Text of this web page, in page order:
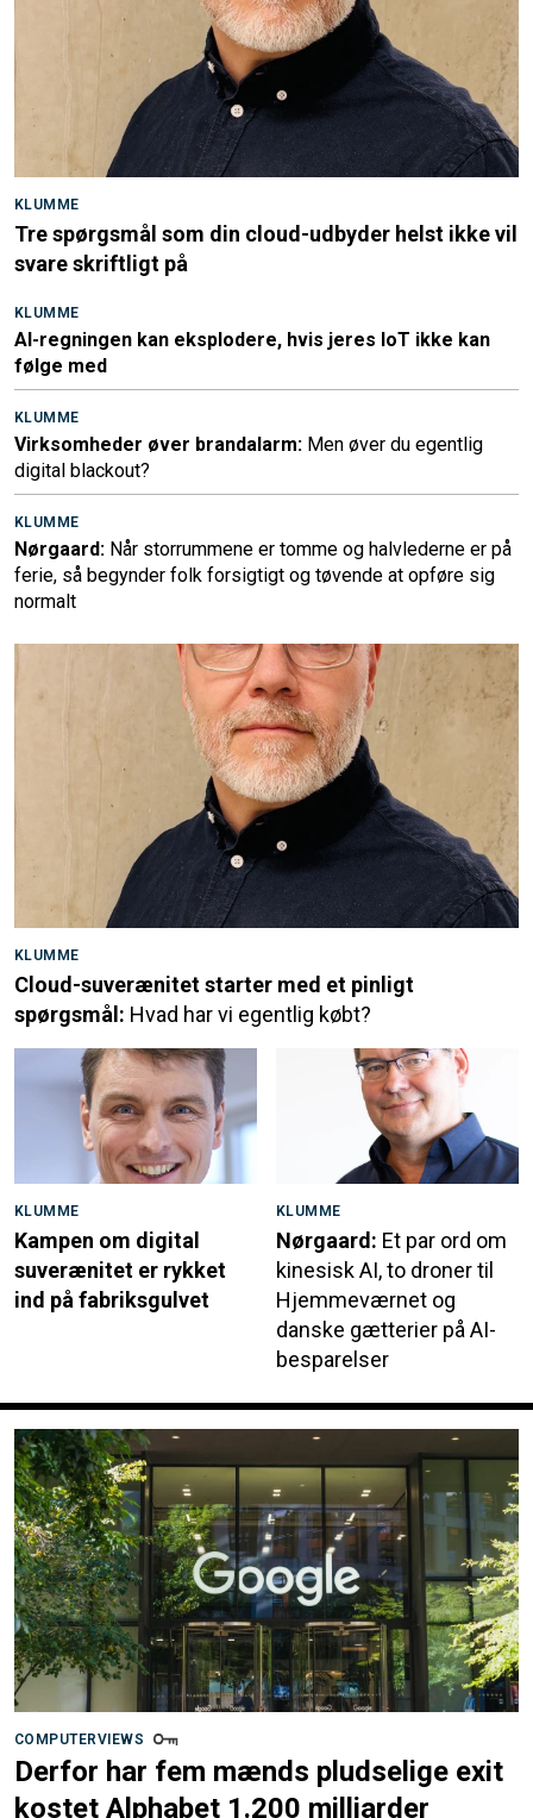
KLUMME
Tre spørgsmål som din cloud-udbyder helst ikke vil
svare skriftligt på
KLUMME
AI-regningen kan eksplodere, hvis jeres IoT ikke kan
følge med
KLUMME
Virksomheder øver brandalarm: Men øver du egentlig
digital blackout?
KLUMME
Nørgaard: Når storrummene er tomme og halvlederne er på
ferie, så begynder folk forsigtigt og tøvende at opføre sig
normalt
KLUMME
Cloud-suverænitet starter med et pinligt
spørgsmål: Hvad har vi egentlig købt?
KLUMME
Kampen om digital
suverænitet er rykket
ind på fabriksgulvet
KLUMME
Nørgaard: Et par ord om
kinesisk AI, to droner til
Hjemmeværnet og
danske gætterier på AI-
besparelser
COMPUTERVIEWS
Derfor har fem mænds pludselige exit
kostet Alphabet 1.200 milliarder